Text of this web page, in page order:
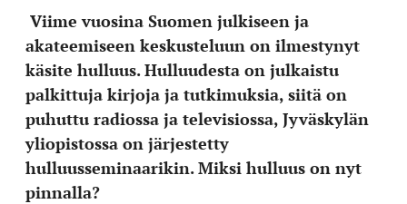
Viime vuosina Suomen julkiseen ja
akateemiseen keskusteluun on ilmestynyt
käsite hulluus. Hulluudesta on julkaistu
palkittuja kirjoja ja tutkimuksia, siitä on
puhuttu radiossa ja televisiossa, Jyväskylän
yliopistossa on järjestetty
hulluusseminaarikin. Miksi hulluus on nyt
pinnalla?